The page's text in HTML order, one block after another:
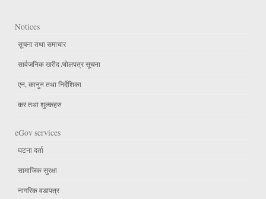
Notices
सूचना तथा समाचार
सार्वजनिक खरीद /बोलपत्र सूचना
एन, कानुन तथा निर्देशिका
कर तथा शुल्कहरु
eGov services
घटना दर्ता
सामाजिक सुरक्षा
नागरिक वडापत्र